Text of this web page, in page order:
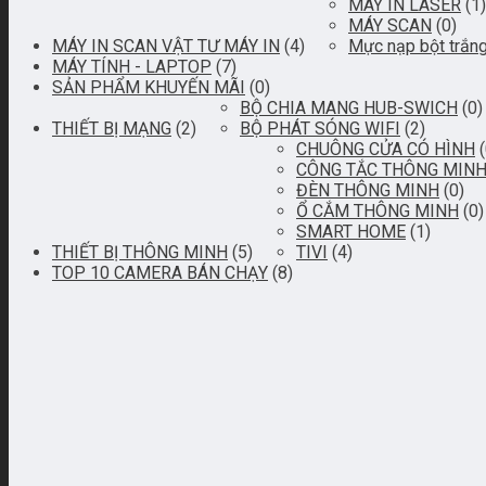
MÁY IN SCAN VẬT TƯ MÁY IN (4)
MÁY IN LASER (1)
MÁY SCAN (0)
Mực nạp bột
MÁY TÍNH - LAPTOP (7)
SẢN PHẨM KHUYẾN MÃI (0)
THIẾT BỊ MẠNG (2)
BỘ CHIA MANG HUB-SWICH (0)
BỘ PHÁT SÓNG WIFI (2)
THIẾT BỊ THÔNG MINH (5)
CHUÔNG CỬA CÓ HÌNH
CÔNG TẮC THÔNG MINH
ĐÈN THÔNG MINH (0)
Ổ CẮM THÔNG MINH (0)
SMART HOME (1)
TIVI (4)
TOP 10 CAMERA BÁN CHẠY (8)